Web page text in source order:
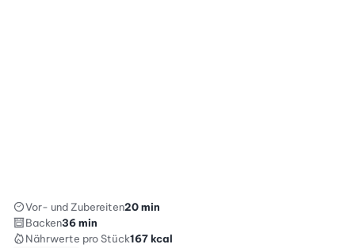
Vor- und Zubereiten20 min
Backen36 min
Nährwerte pro Stück167kcal